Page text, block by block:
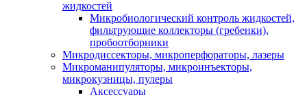
жидкостей
Микробиологический контроль жидкостей,
фильтрующие коллекторы (гребенки),
пробоотборники
Микродиссекторы, микроперфораторы, лазеры
Микроманипуляторы, микроинъекторы,
микрокузницы, пулеры
Аксессуары